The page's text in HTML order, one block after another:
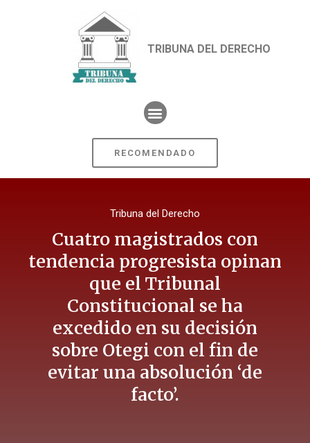
TRIBUNA DEL DERECHO
RECOMENDADO
Tribuna del Derecho
Cuatro magistrados con
tendencia progresista opinan
que el Tribunal
Constitucional se ha
excedido en su decisión
sobre Otegi con el fin de
evitar una absolución ‘de
facto’.